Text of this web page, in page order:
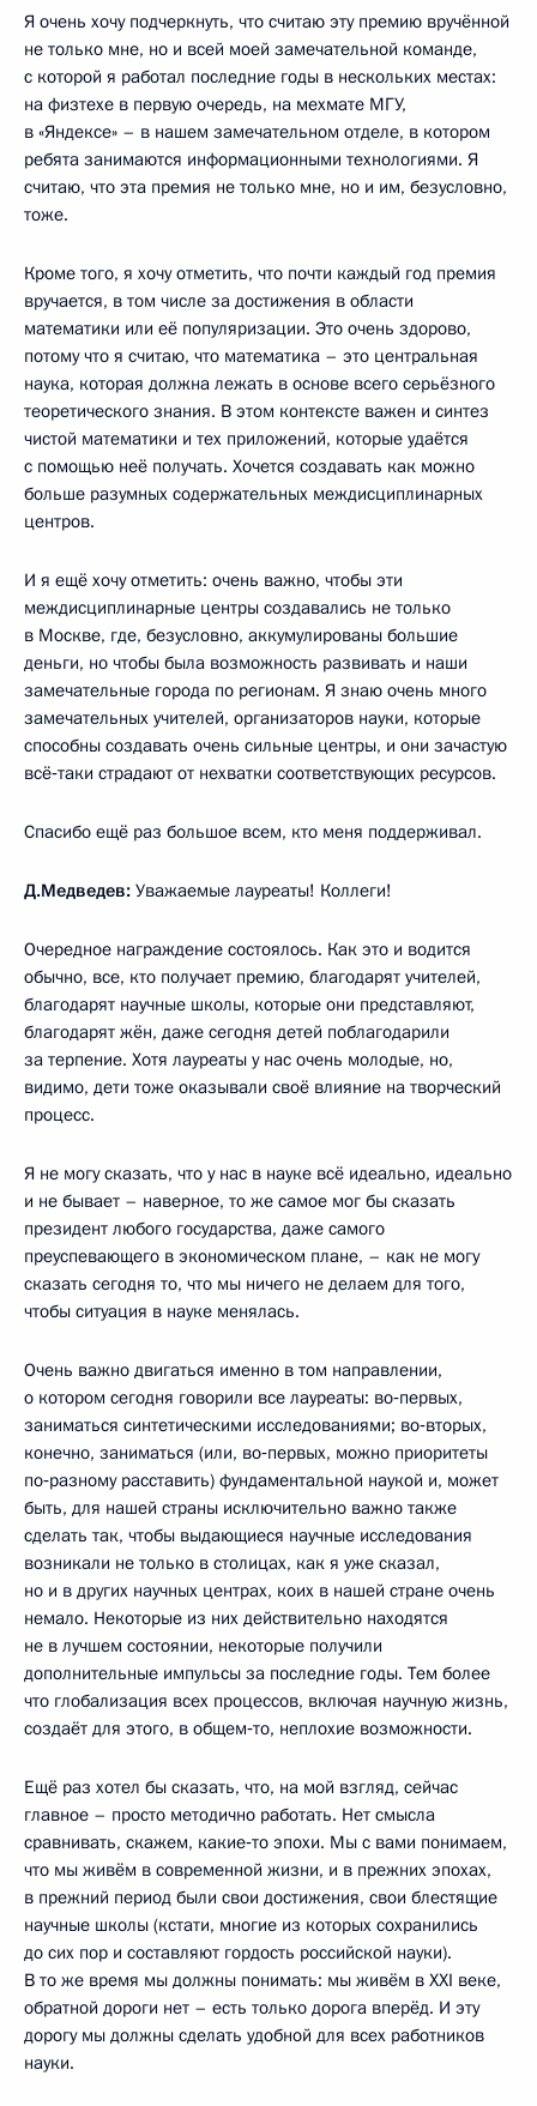
Я очень хочу подчеркнуть, что считаю эту премию вручённой
не только мне, но и всей моей замечательной команде,
с которой я работал последние годы в нескольких местах:
на физтехе в первую очередь, на мехмате МГУ,
в «Яндексе» – в нашем замечательном отделе, в котором
ребята занимаются информационными технологиями. Я
считаю, что эта премия не только мне, но и им, безусловно,
тоже.
Кроме того, я хочу отметить, что почти каждый год премия
вручается, в том числе за достижения в области
математики или её популяризации. Это очень здорово,
потому что я считаю, что математика – это центральная
наука, которая должна лежать в основе всего серьёзного
теоретического знания. В этом контексте важен и синтез
чистой математики и тех приложений, которые удаётся
с помощью неё получать. Хочется создавать как можно
больше разумных содержательных междисциплинарных
центров.
И я ещё хочу отметить: очень важно, чтобы эти
междисциплинарные центры создавались не только
в Москве, где, безусловно, аккумулированы большие
деньги, но чтобы была возможность развивать и наши
замечательные города по регионам. Я знаю очень много
замечательных учителей, организаторов науки, которые
способны создавать очень сильные центры, и они зачастую
всё‑таки страдают от нехватки соответствующих ресурсов.
Спасибо ещё раз большое всем, кто меня поддерживал.
Д.Медведев: Уважаемые лауреаты! Коллеги!
Очередное награждение состоялось. Как это и водится
обычно, все, кто получает премию, благодарят учителей,
благодарят научные школы, которые они представляют,
благодарят жён, даже сегодня детей поблагодарили
за терпение. Хотя лауреаты у нас очень молодые, но,
видимо, дети тоже оказывали своё влияние на творческий
процесс.
Я не могу сказать, что у нас в науке всё идеально, идеально
и не бывает – наверное, то же самое мог бы сказать
президент любого государства, даже самого
преуспевающего в экономическом плане, – как не могу
сказать сегодня то, что мы ничего не делаем для того,
чтобы ситуация в науке менялась.
Очень важно двигаться именно в том направлении,
о котором сегодня говорили все лауреаты: во‑первых,
заниматься синтетическими исследованиями; во‑вторых,
конечно, заниматься (или, во‑первых, можно приоритеты
по‑разному расставить) фундаментальной наукой и, может
быть, для нашей страны исключительно важно также
сделать так, чтобы выдающиеся научные исследования
возникали не только в столицах, как я уже сказал,
но и в других научных центрах, коих в нашей стране очень
немало. Некоторые из них действительно находятся
не в лучшем состоянии, некоторые получили
дополнительные импульсы за последние годы. Тем более
что глобализация всех процессов, включая научную жизнь,
создаёт для этого, в общем‑то, неплохие возможности.
Ещё раз хотел бы сказать, что, на мой взгляд, сейчас
главное – просто методично работать. Нет смысла
сравнивать, скажем, какие‑то эпохи. Мы с вами понимаем,
что мы живём в современной жизни, и в прежних эпохах,
в прежний период были свои достижения, свои блестящие
научные школы (кстати, многие из которых сохранились
до сих пор и составляют гордость российской науки).
В то же время мы должны понимать: мы живём в XXI веке,
обратной дороги нет – есть только дорога вперёд. И эту
дорогу мы должны сделать удобной для всех работников
науки.